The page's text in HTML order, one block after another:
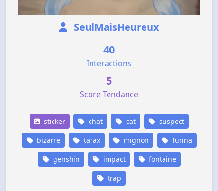
SeulMaisHeureux
40
Interactions
5
Score Tendance
sticker chat cat suspect
bizarre tarax mignon furina
genshin impact fontaine
trap